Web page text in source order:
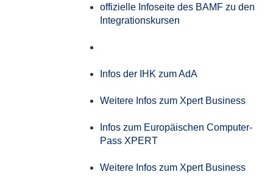
offizielle Infoseite des BAMF zu den
Integrationskursen
Infos der IHK zum AdA
Weitere Infos zum Xpert Business
Infos zum Europäischen Computer-
Pass XPERT
Weitere Infos zum Xpert Business